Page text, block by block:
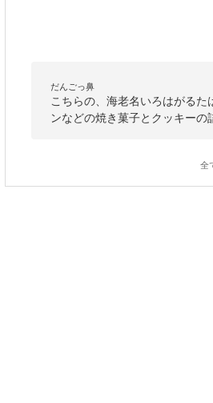
だんごっ鼻
こちらの、海老名いろはがる
ンなどの焼き菓子とクッキー
全